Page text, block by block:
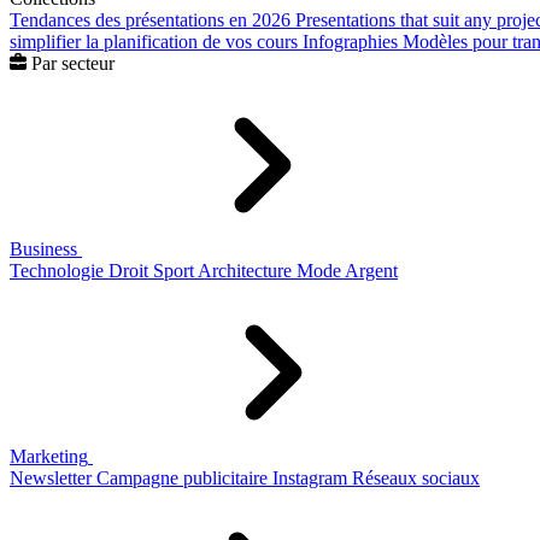
Tendances des présentations en 2026 Presentations that suit any
simplifier la planification de vos cours Infographies Modèles pour
Par secteur
Business
Technologie Droit Sport Architecture Mode Argent
Marketing
Newsletter Campagne publicitaire Instagram Réseaux sociaux